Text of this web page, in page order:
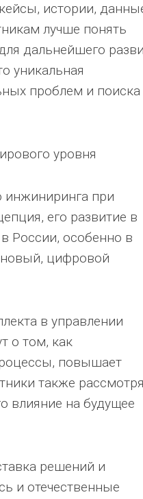
истории,
лучше понять
дальнейшего
уникальная
проблем и поиска
уровня
инжиниринга при
его развитие в
России, особенно в
новый, цифровой
в управлении
о том, как
повышает
также
влияние на будущее
решений и
и отечественные